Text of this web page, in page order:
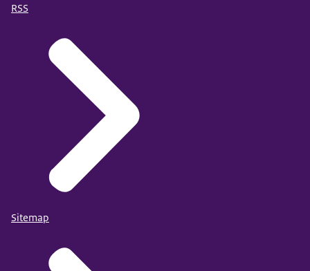
RSS
Sitemap